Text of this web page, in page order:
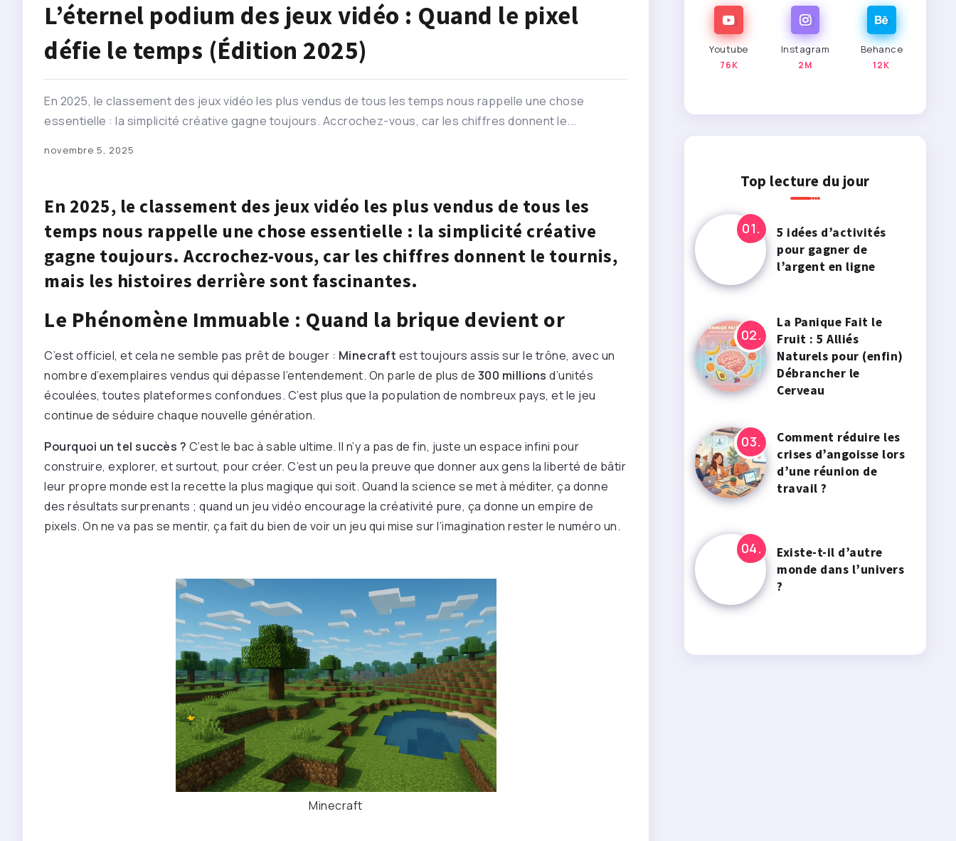
L’éternel podium des jeux vidéo : Quand le pixel
défie le temps (Édition 2025)
En 2025, le classement des jeux vidéo les plus vendus de tous les temps nous rappelle une chose
essentielle : la simplicité créative gagne toujours. Accrochez-vous, car les chiffres donnent le...
novembre 5, 2025
En 2025, le classement des jeux vidéo les plus vendus de tous les
temps nous rappelle une chose essentielle : la simplicité créative
gagne toujours. Accrochez-vous, car les chiffres donnent le tournis,
mais les histoires derrière sont fascinantes.
Le Phénomène Immuable : Quand la brique devient or
C’est officiel, et cela ne semble pas prêt de bouger : Minecraft est toujours assis sur le trône, avec un
nombre d’exemplaires vendus qui dépasse l’entendement. On parle de plus de 300 millions d’unités
écoulées, toutes plateformes confondues. C’est plus que la population de nombreux pays, et le jeu
continue de séduire chaque nouvelle génération.
Pourquoi un tel succès ? C’est le bac à sable ultime. Il n’y a pas de fin, juste un espace infini pour
construire, explorer, et surtout, pour créer. C’est un peu la preuve que donner aux gens la liberté de bâtir
leur propre monde est la recette la plus magique qui soit. Quand la science se met à méditer, ça donne
des résultats surprenants ; quand un jeu vidéo encourage la créativité pure, ça donne un empire de
pixels. On ne va pas se mentir, ça fait du bien de voir un jeu qui mise sur l’imagination rester le numéro un.
Minecraft
Youtube
76K
Instagram
2M
Behance
12K
Top lecture du jour
5 idées d’activités
pour gagner de
l’argent en ligne
La Panique Fait le
Fruit : 5 Alliés
Naturels pour (enfin)
Débrancher le
Cerveau
Comment réduire les
crises d’angoisse lors
d’une réunion de
travail ?
Existe-t-il d’autre
monde dans l’univers
?